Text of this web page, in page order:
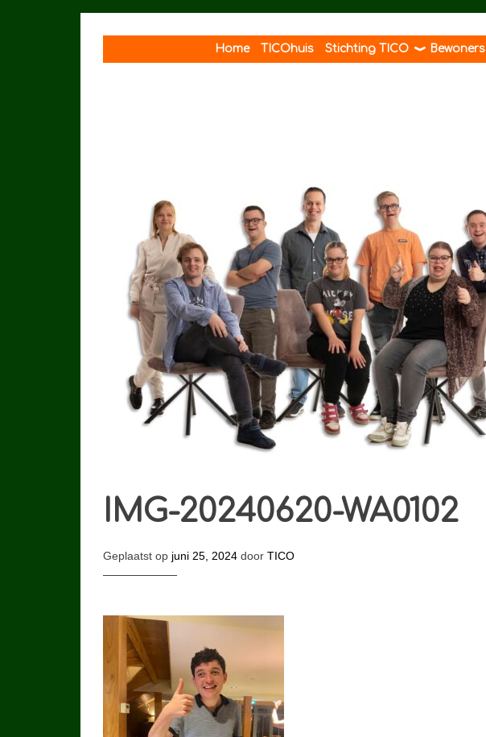
Home TICOhuis Stichting TICO Bewoners
IMG-20240620-WA0102
Geplaatst op juni 25, 2024 door TICO